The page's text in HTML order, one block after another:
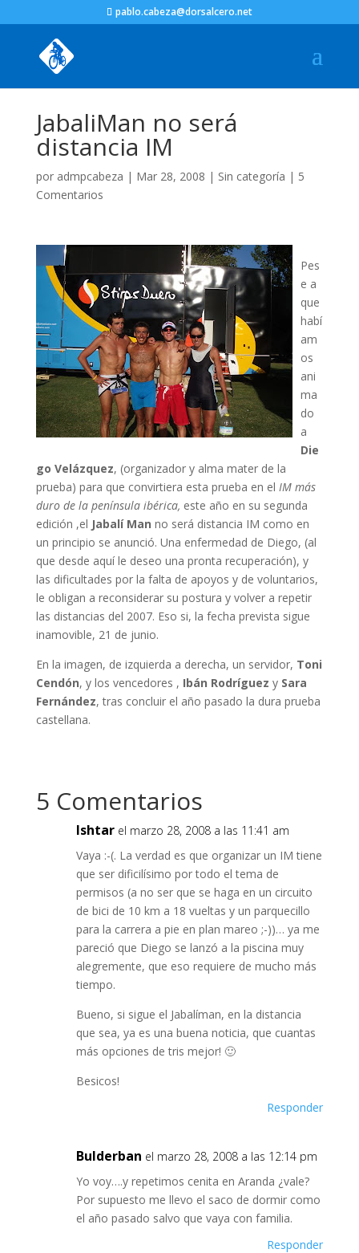
pablo.cabeza@dorsalcero.net
JabaliMan no será
distancia IM
por admpcabeza | Mar 28, 2008 | Sin categoría | 5
Comentarios
Pes
e a
que
habí
am
os
ani
ma
do
a
Die
go Velázquez, (organizador y alma mater de la
prueba) para que convirtiera esta prueba en el IM más
duro de la península ibérica, este año en su segunda
edición ,el Jabalí Man no será distancia IM como en
un principio se anunció. Una enfermedad de Diego, (al
que desde aquí le deseo una pronta recuperación), y
las dificultades por la falta de apoyos y de voluntarios,
le obligan a reconsiderar su postura y volver a repetir
las distancias del 2007. Eso si, la fecha prevista sigue
inamovible, 21 de junio.
En la imagen, de izquierda a derecha, un servidor, Toni
Cendón, y los vencedores , Ibán Rodríguez y Sara
Fernández, tras concluir el año pasado la dura prueba
castellana.
5 Comentarios
Ishtar el marzo 28, 2008 a las 11:41 am
Vaya :-(. La verdad es que organizar un IM tiene
que ser dificilísimo por todo el tema de
permisos (a no ser que se haga en un circuito
de bici de 10 km a 18 vueltas y un parquecillo
para la carrera a pie en plan mareo ;-))… ya me
pareció que Diego se lanzó a la piscina muy
alegremente, que eso requiere de mucho más
tiempo.
Bueno, si sigue el Jabalíman, en la distancia
que sea, ya es una buena noticia, que cuantas
más opciones de tris mejor! 🙂
Besicos!
Responder
Bulderban el marzo 28, 2008 a las 12:14 pm
Yo voy….y repetimos cenita en Aranda ¿vale?
Por supuesto me llevo el saco de dormir como
el año pasado salvo que vaya con familia.
Responder